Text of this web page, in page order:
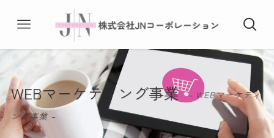
WEBマーケティング事業
– WEBマーケティ
ング事業 –